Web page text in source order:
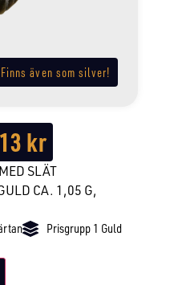
Finns även som silver!
kr
SLÄT
CA. 1,05 G,
Prisgrupp 1 Guld